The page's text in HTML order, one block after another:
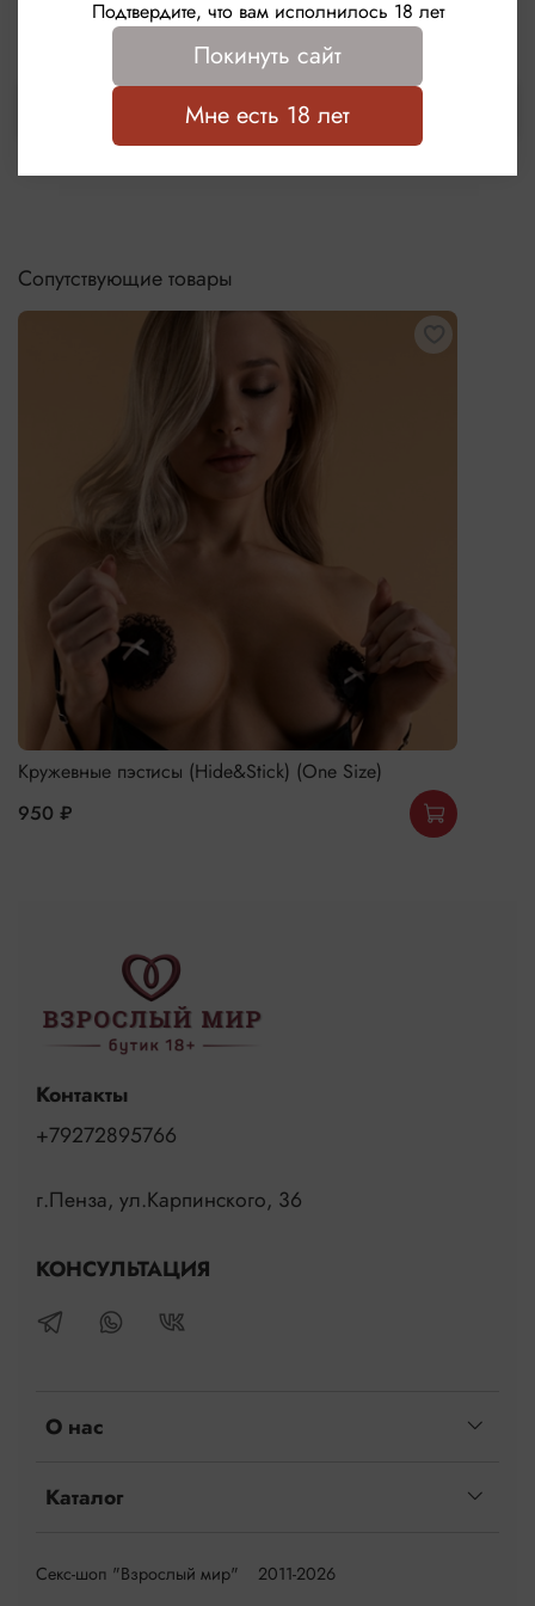
Написать отзыв
Сопутствующие товары
Кружевные пэстисы (Hide&Stick) (One Size)
950 ₽
О нас
Каталог
Контакты
+79272895766
г.Пенза, ул.Карпинского, 36
КОНСУЛЬТАЦИЯ
Секс-шоп "Взрослый мир" 2011-2026
Подтвердите, что вам исполнилось 18 лет
Покинуть сайт
Мне есть 18 лет